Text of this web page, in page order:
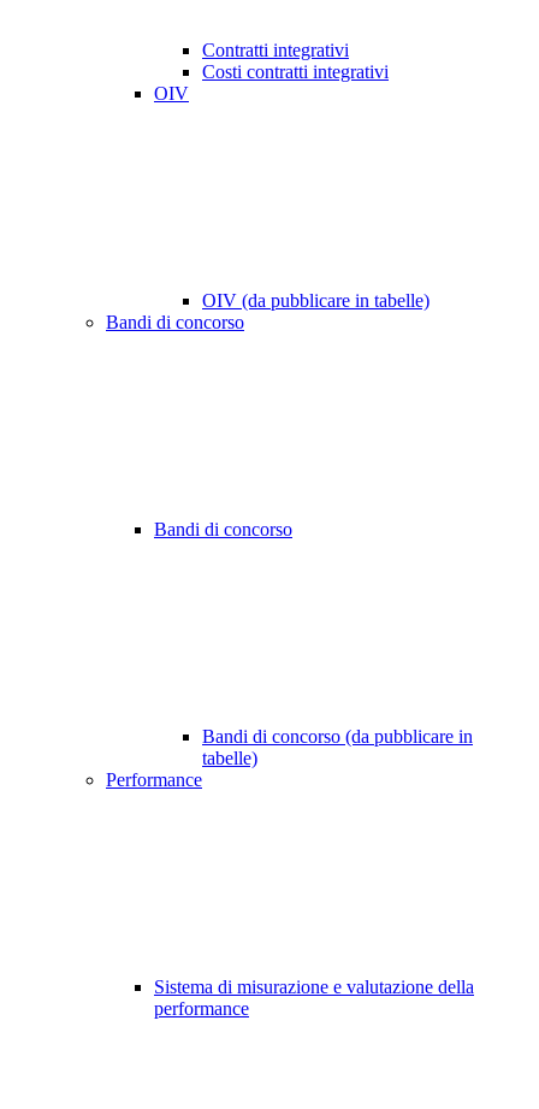
Contratti integrativi
Costi contratti integrativi
OIV
OIV (da pubblicare in tabelle)
Bandi di concorso
Bandi di concorso
Bandi di concorso (da pubblicare in
tabelle)
Performance
Sistema di misurazione e valutazione della
performance